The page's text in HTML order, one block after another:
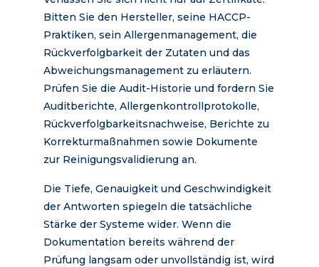
Bitten Sie den Hersteller, seine HACCP-
Praktiken, sein Allergenmanagement, die
Rückverfolgbarkeit der Zutaten und das
Abweichungsmanagement zu erläutern.
Prüfen Sie die Audit-Historie und fordern Sie
Auditberichte, Allergenkontrollprotokolle,
Rückverfolgbarkeitsnachweise, Berichte zu
Korrekturmaßnahmen sowie Dokumente
zur Reinigungsvalidierung an.
Die Tiefe, Genauigkeit und Geschwindigkeit
der Antworten spiegeln die tatsächliche
Stärke der Systeme wider. Wenn die
Dokumentation bereits während der
Prüfung langsam oder unvollständig ist, wird